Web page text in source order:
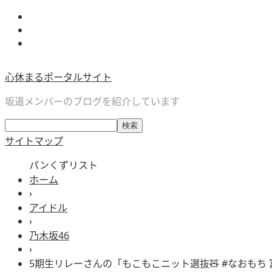
心休まるポータルサイト
坂道メンバーのブログを紹介しています
サイトマップ
パンくずリスト
ホーム
›
アイドル
›
乃木坂46
›
5期生リレーさんの「もこもこニット選抜🧸 #なおもち